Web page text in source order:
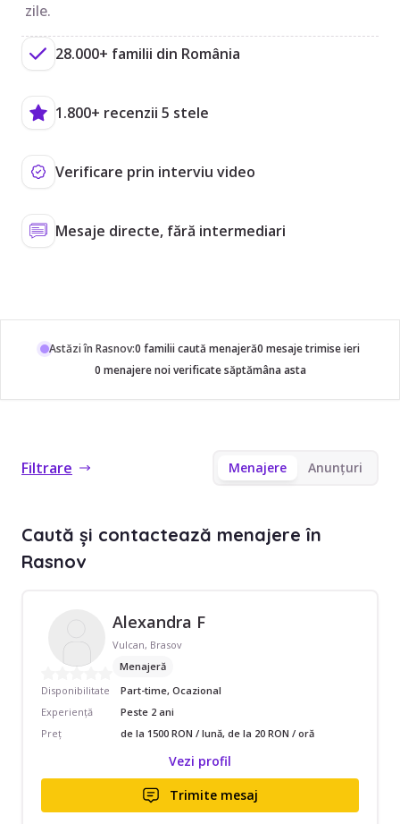
zile.
28.000+ familii din România
1.800+ recenzii 5 stele
Verificare prin interviu video
Mesaje directe, fără intermediari
Astăzi în Rasnov:0 familii caută menajeră0 mesaje trimise ieri
0 menajere noi verificate săptămâna asta
Filtrare Menajere Anunțuri
Caută și contactează menajere în
Rasnov
Alexandra F
Vulcan, Brasov
Menajeră
Disponibilitate
Part-time, Ocazional
Experiență
Peste 2 ani
Preț
de la 1500 RON / lună, de la 20 RON / oră
Vezi profil
Trimite mesaj